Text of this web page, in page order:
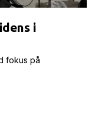
i
fokus på